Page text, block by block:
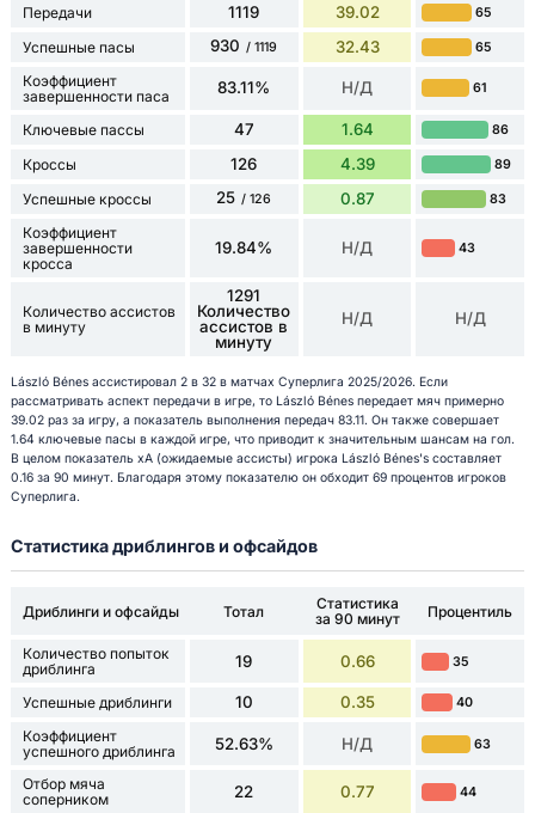
Передачи 1119 39.02 65
Успешные пасы 930 / 1119 32.43 65
Коэффициент
завершенности паса
83.11% Н/Д 61
Ключевые пассы 47 1.64 86
Кроссы 126 4.39 89
Успешные кроссы 25 / 126 0.87 83
Коэффициент
завершенности
кросса
19.84% Н/Д 43
Количество ассистов
в минуту
1291
Количество
ассистов в
минуту
Н/Д Н/Д
László Bénes ассистировал 2 в 32 в матчах Суперлига 2025/2026. Если
рассматривать аспект передачи в игре, то László Bénes передает мяч примерно
39.02 раз за игру, а показатель выполнения передач 83.11. Он также совершает
1.64 ключевые пасы в каждой игре, что приводит к значительным шансам на гол.
В целом показатель xA (ожидаемые ассисты) игрока László Bénes's составляет
0.16 за 90 минут. Благодаря этому показателю он обходит 69 процентов игроков
Суперлига.
Статистика дриблингов и офсайдов
Дриблинги и офсайды Тотал
Статистика
за 90 минут
Процентиль
Количество попыток
дриблинга
19 0.66 35
Успешные дриблинги 10 0.35 40
Коэффициент
успешного дриблинга
52.63% Н/Д 63
Отбор мяча
соперником
22 0.77 44